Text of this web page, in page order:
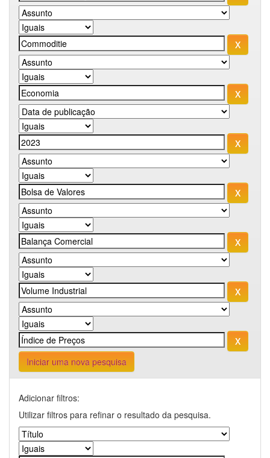
Iniciar uma nova pesquisa
Adicionar filtros:
Utilizar filtros para refinar o resultado da pesquisa.